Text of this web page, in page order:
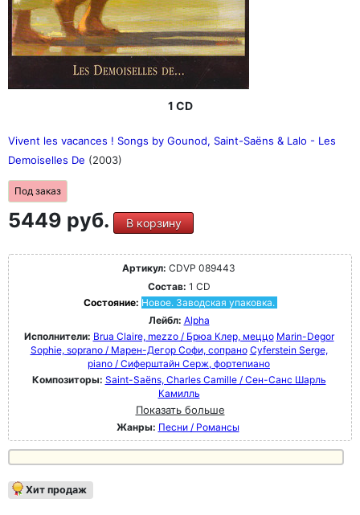
1 CD
Vivent les vacances ! Songs by Gounod, Saint-Saëns & Lalo - Les
Demoiselles De (2003)
Под заказ
5449 руб. В корзину
Артикул: CDVP 089443
Состав: 1 CD
Состояние: Новое. Заводская упаковка.
Лейбл: Alpha
Исполнители: Brua Claire, mezzo / Брюа Клер, меццо Marin-Degor
Sophie, soprano / Марен-Дегор Софи, сопрано Cyferstein Serge,
piano / Сиферштайн Серж, фортепиано
Композиторы: Saint-Saëns, Charles Camille / Сен-Санс Шарль
Камилль
Показать больше
Жанры: Песни / Романсы
Хит продаж